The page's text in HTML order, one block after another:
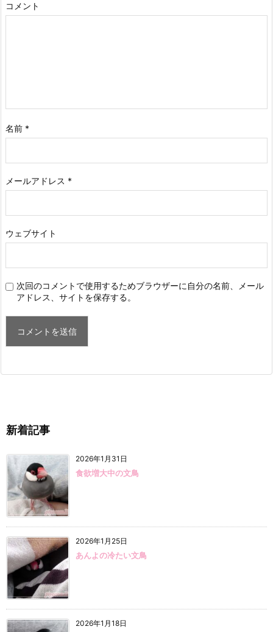
コメント
名前 *
メールアドレス *
ウェブサイト
次回のコメントで使用するためブラウザーに自分の名前、メール
アドレス、サイトを保存する。
新着記事
2026年1月31日
食欲増大中の文鳥
2026年1月25日
あんよの冷たい文鳥
2026年1月18日